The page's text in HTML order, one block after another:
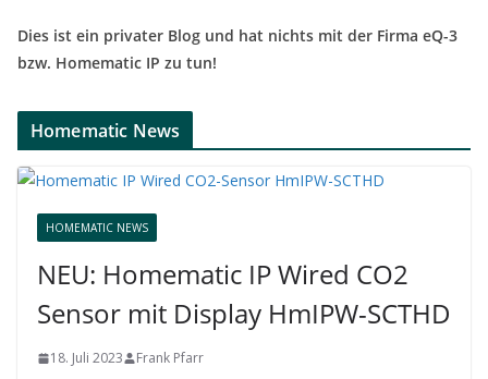
Dies ist ein privater Blog und hat nichts mit der Firma eQ-3
bzw. Homematic IP zu tun!
Homematic News
HOMEMATIC NEWS
NEU: Homematic IP Wired CO2
Sensor mit Display HmIPW-SCTHD
18. Juli 2023 Frank Pfarr